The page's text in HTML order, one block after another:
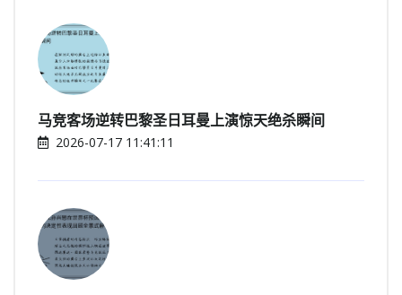
马竞客场逆转巴黎圣日耳曼上演惊天绝杀瞬间
2026-07-17 11:41:11